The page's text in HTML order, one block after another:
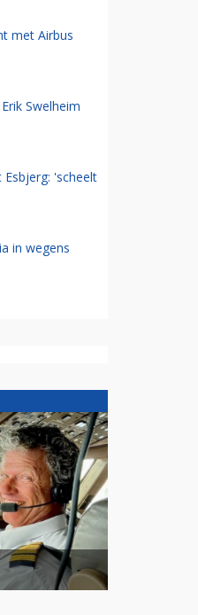
met Airbus
Swelheim
'scheelt
in wegens